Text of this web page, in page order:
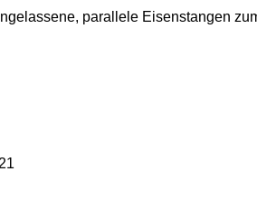
parallele Eisenstangen